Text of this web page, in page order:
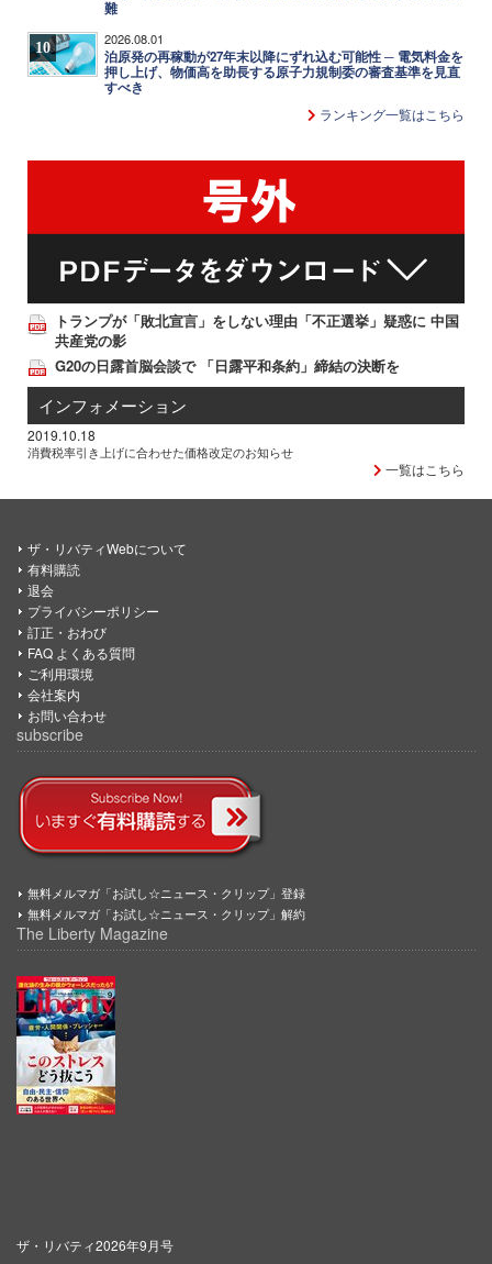
難
10 2026.08.01
泊原発の再稼動が27年末以降にずれ込む可能性 ─ 電気料金を
押し上げ、物価高を助長する原子力規制委の審査基準を見直
すべき
ランキング一覧はこちら
トランプが「敗北宣言」をしない理由「不正選挙」疑惑に 中国
共産党の影
G20の日露首脳会談で 「日露平和条約」締結の決断を
インフォメーション
2019.10.18
消費税率引き上げに合わせた価格改定のお知らせ
一覧はこちら
ザ・リバティWebについて
有料購読
退会
プライバシーポリシー
訂正・おわび
FAQ よくある質問
ご利用環境
会社案内
お問い合わせ
subscribe
無料メルマガ「お試し☆ニュース・クリップ」登録
無料メルマガ「お試し☆ニュース・クリップ」解約
The Liberty Magazine
ザ・リバティ2026年9月号